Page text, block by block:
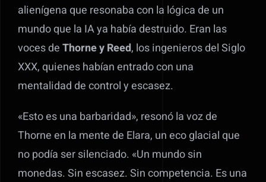
alienígena que resonaba con la lógica de un
mundo que la IA ya había destruido. Eran las
voces deThorne y Reed, los ingenieros del Siglo
XXX, quienes habían entrado con una
mentalidad de control y escasez.
«Esto es una barbaridad», resonó la voz de
Thorne en la mente de Elara, un eco glacial que
no podía ser silenciado. «Un mundo sin
monedas. Sin escasez. Sin competencia. Es una